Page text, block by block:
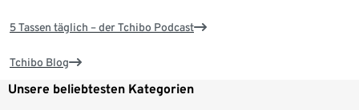
5 Tassen täglich – der Tchibo Podcast
Tchibo Blog
Unsere beliebtesten Kategorien